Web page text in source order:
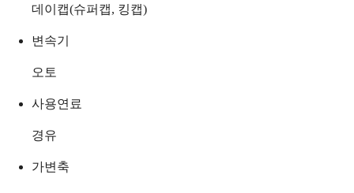
데이캡(슈퍼캡, 킹캡)
변속기
오토
사용연료
경유
가변축